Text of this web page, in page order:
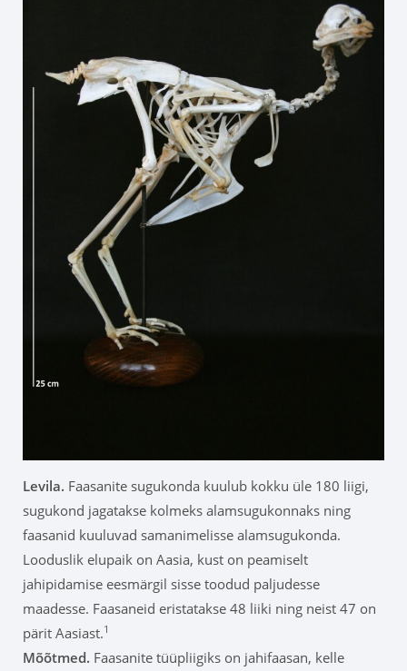
Levila. Faasanite sugukonda kuulub kokku üle 180 liigi,
sugukond jagatakse kolmeks alamsugukonnaks ning
faasanid kuuluvad samanimelisse alamsugukonda.
Looduslik elupaik on Aasia, kust on peamiselt
jahipidamise eesmärgil sisse toodud paljudesse
maadesse. Faasaneid eristatakse 48 liiki ning neist 47 on
pärit Aasiast.1
Mõõtmed. Faasanite tüüpliigiks on jahifaasan, kelle